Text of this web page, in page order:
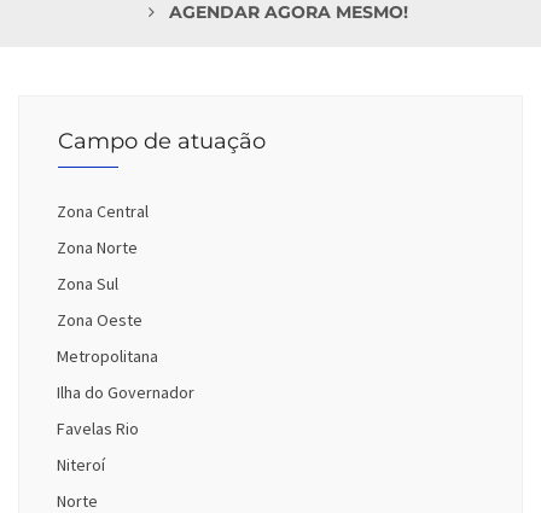
AGENDAR AGORA MESMO!
Campo de atuação
Zona Central
Zona Norte
Zona Sul
Zona Oeste
Metropolitana
Ilha do Governador
Favelas Rio
Niteroí
Norte